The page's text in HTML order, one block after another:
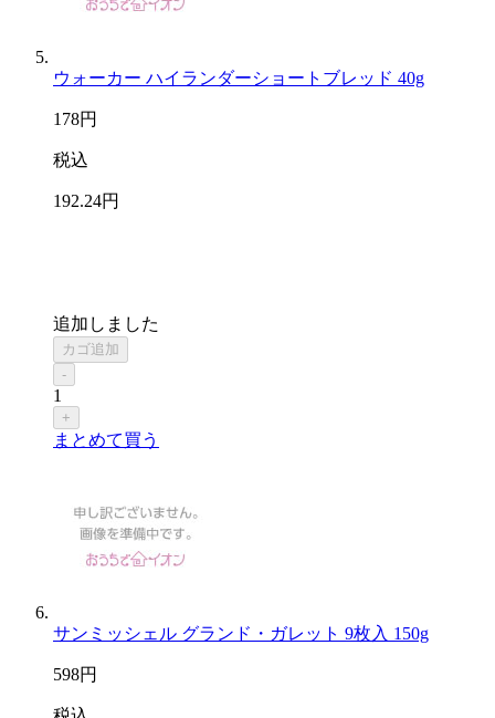
ウォーカー ハイランダーショートブレッド 40g
178円
税込
192.24円
追加しました
カゴ追加
-
1
+
まとめて買う
サンミッシェル グランド・ガレット 9枚入 150g
598円